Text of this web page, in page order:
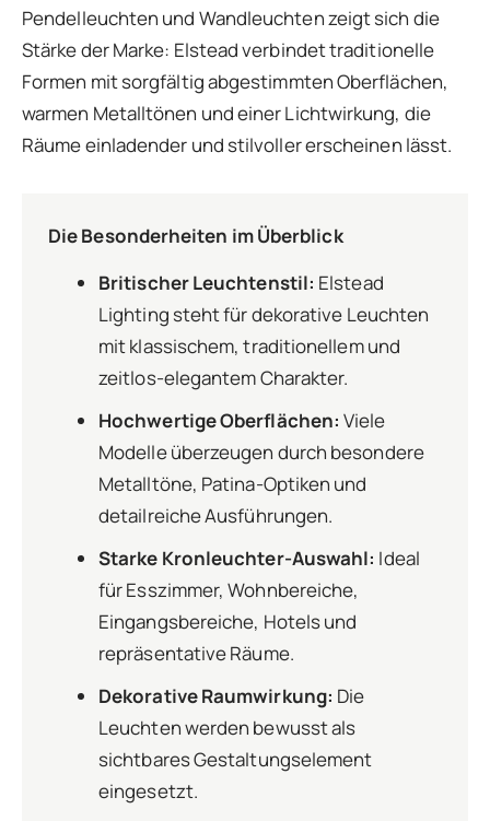
Pendelleuchten und Wandleuchten zeigt sich die
Stärke der Marke: Elstead verbindet traditionelle
Formen mit sorgfältig abgestimmten Oberflächen,
warmen Metalltönen und einer Lichtwirkung, die
Räume einladender und stilvoller erscheinen lässt.
Die Besonderheiten im Überblick
Britischer Leuchtenstil: Elstead
Lighting steht für dekorative Leuchten
mit klassischem, traditionellem und
zeitlos-elegantem Charakter.
Hochwertige Oberflächen: Viele
Modelle überzeugen durch besondere
Metalltöne, Patina-Optiken und
detailreiche Ausführungen.
Starke Kronleuchter-Auswahl: Ideal
für Esszimmer, Wohnbereiche,
Eingangsbereiche, Hotels und
repräsentative Räume.
Dekorative Raumwirkung: Die
Leuchten werden bewusst als
sichtbares Gestaltungselement
eingesetzt.